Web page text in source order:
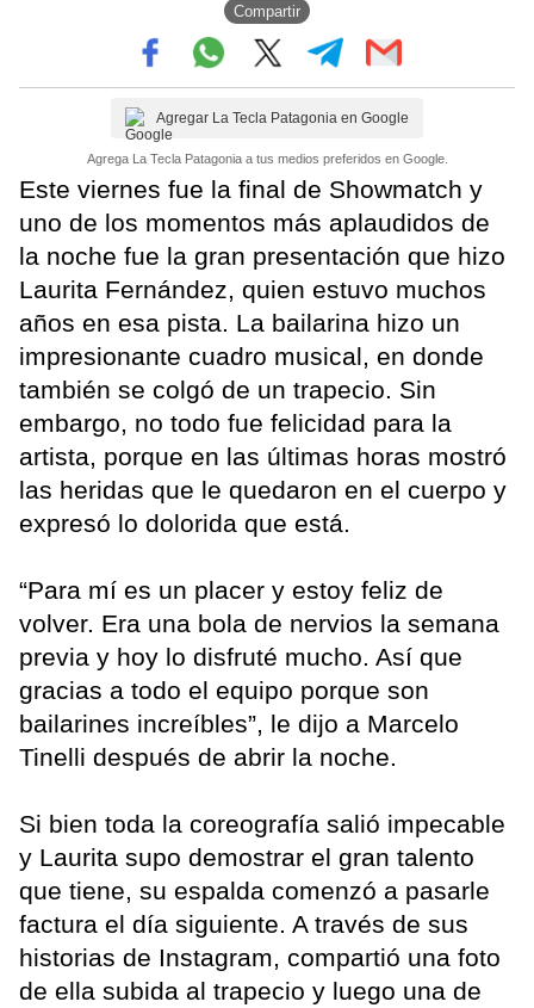
Compartir
Agregar La Tecla Patagonia en Google
Agrega La Tecla Patagonia a tus medios preferidos en Google.
Este viernes fue la final de Showmatch y
uno de los momentos más aplaudidos de
la noche fue la gran presentación que hizo
Laurita Fernández, quien estuvo muchos
años en esa pista. La bailarina hizo un
impresionante cuadro musical, en donde
también se colgó de un trapecio. Sin
embargo, no todo fue felicidad para la
artista, porque en las últimas horas mostró
las heridas que le quedaron en el cuerpo y
expresó lo dolorida que está.
“Para mí es un placer y estoy feliz de
volver. Era una bola de nervios la semana
previa y hoy lo disfruté mucho. Así que
gracias a todo el equipo porque son
bailarines increíbles”, le dijo a Marcelo
Tinelli después de abrir la noche.
Si bien toda la coreografía salió impecable
y Laurita supo demostrar el gran talento
que tiene, su espalda comenzó a pasarle
factura el día siguiente. A través de sus
historias de Instagram, compartió una foto
de ella subida al trapecio y luego una de